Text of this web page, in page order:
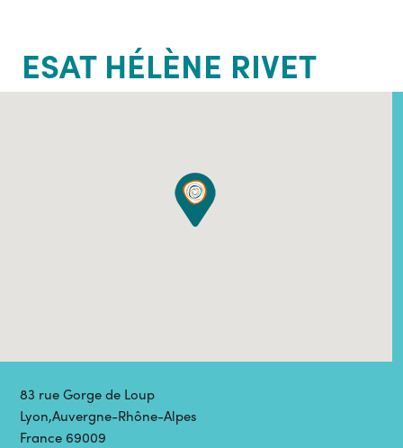
ESAT HÉLÈNE RIVET
83 rue Gorge de Loup
Lyon,Auvergne-Rhône-Alpes
France 69009